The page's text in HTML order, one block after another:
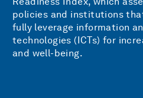
policies and institutions
fully leverage information
technologies (ICTs) for
and well-being.